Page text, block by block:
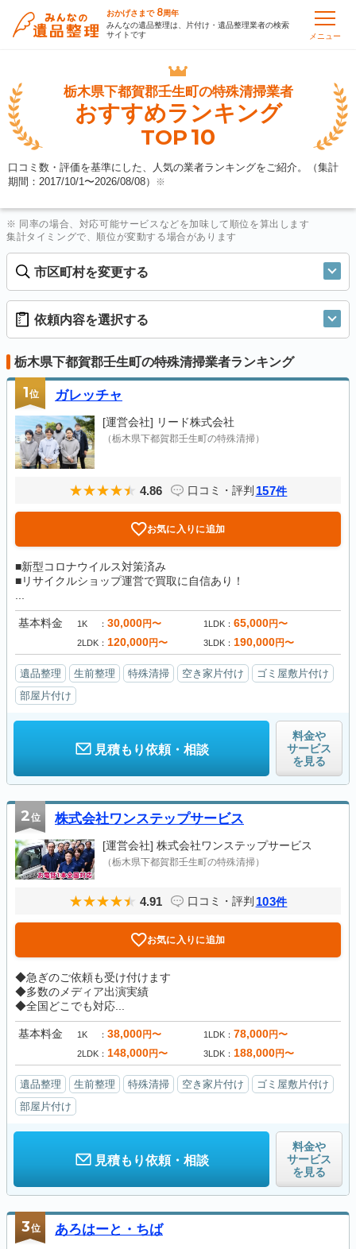
おかげさまで 8周年
みんなの遺品整理は、片付け・遺品整理業者の検索
サイトです
メニュー
栃木県下都賀郡壬生町の特殊清掃業者
おすすめランキング
TOP10
口コミ数・評価を基準にした、人気の業者ランキングをご紹介。（集計
期間：2017/10/1〜2026/08/08） ※
※ 同率の場合、対応可能サービスなどを加味して順位を算出します
集計タイミングで、順位が変動する場合があります
市区町村を変更する
依頼内容を選択する
栃木県下都賀郡壬生町の特殊清掃業者ランキング
1位 ガレッチャ
[運営会社] リード株式会社
（栃木県下都賀郡壬生町の特殊清掃）
4.86 口コミ・評判 157件
お気に入りに追加
■新型コロナウイルス対策済み
■リサイクルショップ運営で買取に自信あり！
基本料金 1K 30,000円〜 1LDK 65,000円〜
2LDK 120,000円〜 3LDK 190,000円〜
遺品整理 生前整理 特殊清掃 空き家片付け
ゴミ屋敷片付け
部屋片付け
見積もり依頼・相談
料金や
サービス
を見る
2位 株式会社ワンステップサービス
[運営会社] 株式会社ワンステップサービス
（栃木県下都賀郡壬生町の特殊清掃）
4.91 口コミ・評判 103件
お気に入りに追加
◆急ぎのご依頼も受け付けます
◆多数のメディア出演実績
◆全国どこでも対応...
基本料金 1K 38,000円〜 1LDK 78,000円〜
2LDK 148,000円〜 3LDK 188,000円〜
遺品整理 生前整理 特殊清掃 空き家片付け
ゴミ屋敷片付け
部屋片付け
見積もり依頼・相談
料金や
サービス
を見る
3位 あろはーと・ちば